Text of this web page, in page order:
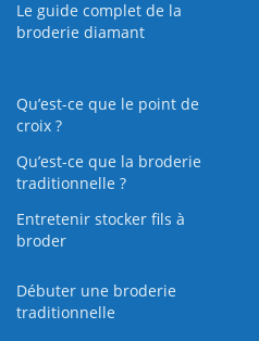
Le guide complet de la
broderie diamant
Qu’est-ce que le point de
croix ?
Qu’est-ce que la broderie
traditionnelle ?
Entretenir stocker fils à
broder
Débuter une broderie
traditionnelle